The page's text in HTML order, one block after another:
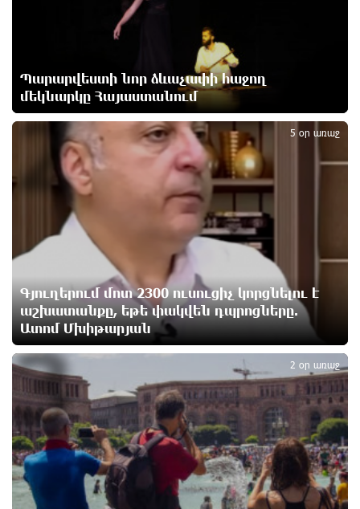
Մի´ հանձնվիր թուրքական ողորմածությանը,
պայքարիր մինչև վերջ. Ավետիք Չալաբյանի
ուղերձը կալանավայրից
«Չեմ վերադառնալու փաստաբանական
գործունեությանը»․ Արամ Վարդևանյան
Հայաստանը կարիք ունի Ավետիք Չալաբյանի
նման խելացի, աշխատասեր և զարգացած մարդու.
Արմեն Մանվելյան
Հիմա. Նարեկ Կարապետյանի ճեպազրույցը
2 ժամ առաջ
Հարցնում են իրար.«ամուսինդ ո՞նց է, քեռիդ ո՞նց
է». Մարուքյանը հիասթափված է նորընտիր
խորհրդարանից
3 ժամ առաջ
Ոչխարները արևային էլեկտրակայանի մոտ, և դա
փոխում է պատկերացումները էներգիայի
արտադրության մասին
Պարարվեստի նոր ձևաչափի հաջող
մեկնարկը Հայաստանում
Գյուղերում մոտ 2300 ուսուցիչ կորցնելու է
աշխատանքը, եթե փակվեն դպրոցները.
Ատոմ Մխիթարյան
5 օր առաջ
2
2 օր առաջ
3